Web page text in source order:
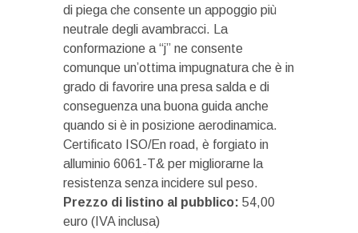
di piega che consente un appoggio più
neutrale degli avambracci. La
conformazione a “j” ne consente
comunque un’ottima impugnatura che è in
grado di favorire una presa salda e di
conseguenza una buona guida anche
quando si è in posizione aerodinamica.
Certificato ISO/En road, è forgiato in
alluminio 6061-T& per migliorarne la
resistenza senza incidere sul peso.
Prezzo di listino al pubblico: 54,00
euro (IVA inclusa)